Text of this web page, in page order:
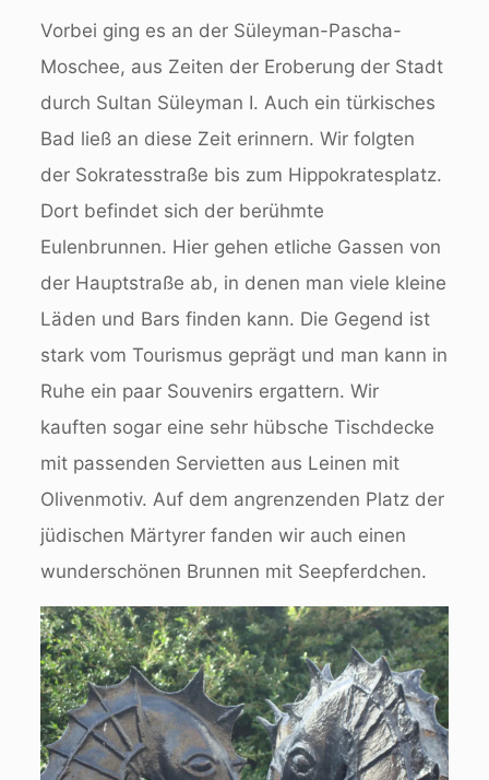
Vorbei ging es an der Süleyman-Pascha-
Moschee, aus Zeiten der Eroberung der Stadt
durch Sultan Süleyman I. Auch ein türkisches
Bad ließ an diese Zeit erinnern. Wir folgten
der Sokratesstraße bis zum Hippokratesplatz.
Dort befindet sich der berühmte
Eulenbrunnen. Hier gehen etliche Gassen von
der Hauptstraße ab, in denen man viele kleine
Läden und Bars finden kann. Die Gegend ist
stark vom Tourismus geprägt und man kann in
Ruhe ein paar Souvenirs ergattern. Wir
kauften sogar eine sehr hübsche Tischdecke
mit passenden Servietten aus Leinen mit
Olivenmotiv. Auf dem angrenzenden Platz der
jüdischen Märtyrer fanden wir auch einen
wunderschönen Brunnen mit Seepferdchen.